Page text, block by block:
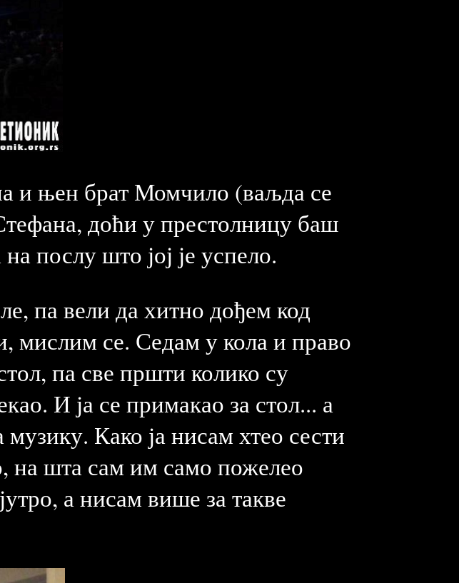
и њен брат Момчило (ваљда се
доћи у престолницу баш
послу што јој је успело.
па вели да хитно дођем код
мислим се. Седам у кола и право
па све пршти колико су
И ја се примакао за стол... а
Како ја нисам хтео сести
на шта сам им само пожелео
а нисам више за такве